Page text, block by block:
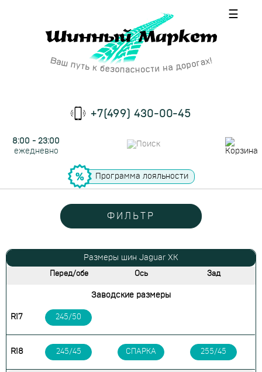
☰
+7(499) 430-00-45
8:00 - 23:00
ежедневно
Программа лояльности
ФИЛЬТР
Размеры шин Jaguar XK
Перед/обе Ось Зад
Заводские размеры
R17 245/50
R18 245/45 СПАРКА 255/45